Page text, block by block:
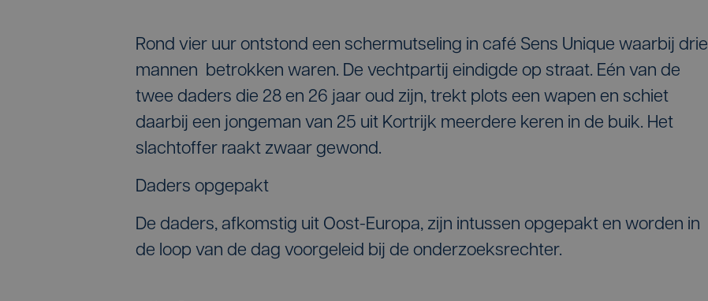
Rond vier uur ontstond een schermutseling in café Sens Unique waarbij drie
mannen betrokken waren. De vechtpartij eindigde op straat. Eén van de
twee daders die 28 en 26 jaar oud zijn, trekt plots een wapen en schiet
daarbij een jongeman van 25 uit Kortrijk meerdere keren in de buik. Het
slachtoffer raakt zwaar gewond.
Daders opgepakt
De daders, afkomstig uit Oost-Europa, zijn intussen opgepakt en worden in
de loop van de dag voorgeleid bij de onderzoeksrechter.